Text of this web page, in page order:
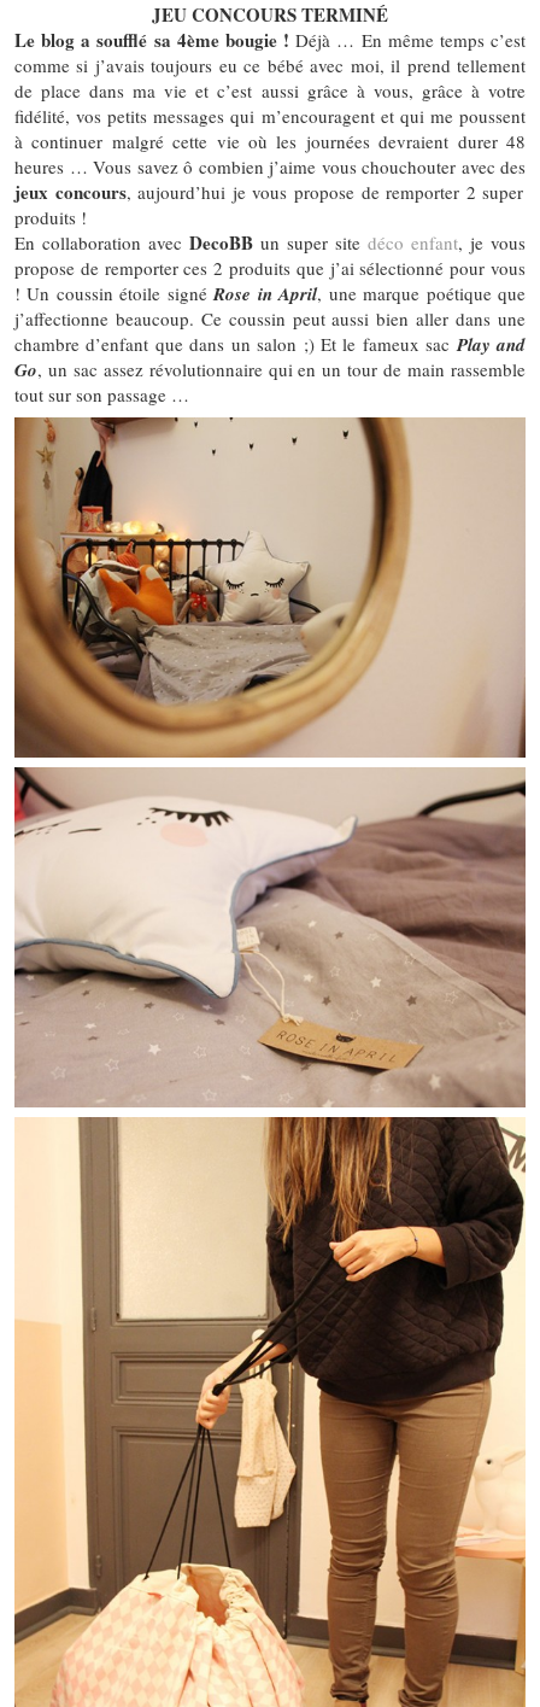
JEU CONCOURS TERMINÉ
Le blog a soufflé sa 4ème bougie ! Déjà … En même temps c’est
comme si j’avais toujours eu ce bébé avec moi, il prend tellement
de place dans ma vie et c’est aussi grâce à vous, grâce à votre
fidélité, vos petits messages qui m’encouragent et qui me poussent
à continuer malgré cette vie où les journées devraient durer 48
heures … Vous savez ô combien j’aime vous chouchouter avec des
jeux concours, aujourd’hui je vous propose de remporter 2 super
produits !
En collaboration avec DecoBB un super site déco enfant, je vous
propose de remporter ces 2 produits que j’ai sélectionné pour vous
! Un coussin étoile signéRose in April, une marque poétique que
j’affectionne beaucoup. Ce coussin peut aussi bien aller dans une
chambre d’enfant que dans un salon ;) Et le fameux sacPlay and
Go, un sac assez révolutionnaire qui en un tour de main rassemble
tout sur son passage …